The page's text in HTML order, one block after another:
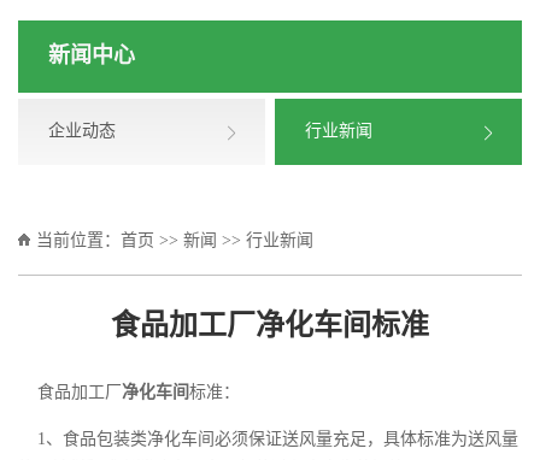
新闻中心
企业动态 行业新闻
当前位置： 首页 >> 新闻 >> 行业新闻
食品加工厂净化车间标准
食品加工厂 净化车间标准：
1、食品包装类净化车间 必须保证送风量充足，具体标准为送风量